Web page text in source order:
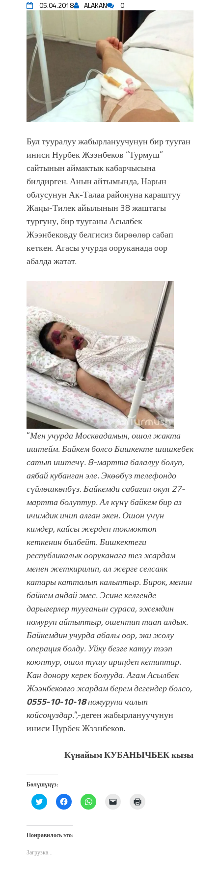
впечатляющим шоу музыкальных
фонтанов в Royal Central Park
Аида САЛЯНОВА: "Кыргыз шахмат
союзунун президенти болуп
шайланышым сыймык жана чоң
жоопкерчилик!"
Садыр ЖАПАРОВ: “Айтматовдой
адабият алпы чыгыш үчүн, улуу көч
уланышы үчүн журнал сөзсүз керек!”
“Китепкана түнγ-2026”: Психолог
жолугушууга келиңиз! (Дарек. Видео)
Латын арибиндеги “Чабуул”... “Ала-
Тоо” журналынын тарыхы жана
редакторлору... (Тизме. Видео)
“КАРА КЕМПИР”: ҮМҮТТҮН
ТҮБӨЛҮК СИМВОЛУ
Кыргызстандагы эң ири музыкалуу
фонтанды көрүү үчүн Royal Central
Park'ка 30 миң адам чогулду
05.04.2018 ALAKAN 0
Бул тууралуу жабырлануучунун бир тууган
иниси Нурбек Жээнбеков “Турмуш”
сайтынын аймактык кабарчысына
билдирген. Анын айтымында, Нарын
облусунун Ак-Талаа районуна караштуу
Жаңы-Тилек айылынын 38 жаштагы
тургуну, бир тууганы Асылбек
Жээнбековду белгисиз бирөөлөр сабап
кеткен. Агасы учурда ооруканада оор
абалда жатат.
“Мен учурда Москвадамын, ошол жакта
иштейм. Байкем болсо Бишкекте шишкебек
сатып иштечү. 8-мартта балалуу болуп,
аябай кубанган эле. Экөөбүз телефондо
сүйлөшкөнбүз. Байкемди сабаган окуя 27-
мартта болуптур. Ал күнү байкем бир аз
ичимдик ичип алган экен. Ошон үчүн
кимдер, кайсы жерден токмоктоп
кеткенин билбейт. Бишкектеги
республикалык ооруканага тез жардам
менен жеткирилип, ал жерге селсаяк
катары катталып калыптыр. Бирок, менин
байкем андай эмес. Эсине келгенде
дарыгерлер тууганын сураса, эжемдин
номурун айтыптыр, ошентип таап алдык.
Байкемдин учурда абалы оор, эки жолу
операция болду. Уйку безге катуу тээп
коюптур, ошол тушу ириңдеп кетиптир.
Кан донору керек болууда. Агам Асылбек
Жээнбековго жардам берем дегендер болсо,
0555-10-10-18номуруна чалып
койсоңуздар.”,-деген жабырлануучунун
иниси Нурбек Жээнбеков.
Күнайым КУБАНЫЧБЕК кызы
Бөлүшүңүз:
Нажмите,
чтобы
Twitter
(Открывается
в
окне)
Нажмите,
чтобы
Facebook
(Открывается
в
Нажмите,
чтобы
Послать
ссылку
Понравилось это:
Загрузка...